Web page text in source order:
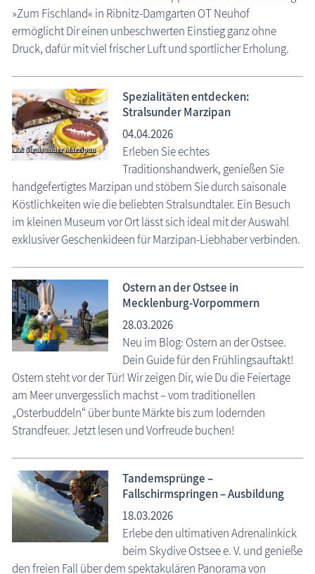
»Zum Fischland« in Ribnitz-Damgarten OT Neuhof
ermöglicht Dir einen unbeschwerten Einstieg ganz ohne
Druck, dafür mit viel frischer Luft und sportlicher Erholung.
Spezialitäten entdecken:
Stralsunder Marzipan
04.04.2026
Erleben Sie echtes
Traditionshandwerk, genießen Sie
handgefertigtes Marzipan und stöbern Sie durch saisonale
Köstlichkeiten wie die beliebten Stralsundtaler. Ein Besuch
im kleinen Museum vor Ort lässt sich ideal mit der Auswahl
exklusiver Geschenkideen für Marzipan-Liebhaber verbinden.
Ostern an der Ostsee in
Mecklenburg-Vorpommern
28.03.2026
Neu im Blog: Ostern an der Ostsee.
Dein Guide für den Frühlingsauftakt!
Ostern steht vor der Tür! Wir zeigen Dir, wie Du die Feiertage
am Meer unvergesslich machst – vom traditionellen
„Osterbuddeln“ über bunte Märkte bis zum lodernden
Strandfeuer. Jetzt lesen und Vorfreude buchen!
Tandemsprünge –
Fallschirmspringen – Ausbildung
18.03.2026
Erlebe den ultimativen Adrenalinkick
beim Skydive Ostsee e. V. und genieße
den freien Fall über dem spektakulären Panorama von